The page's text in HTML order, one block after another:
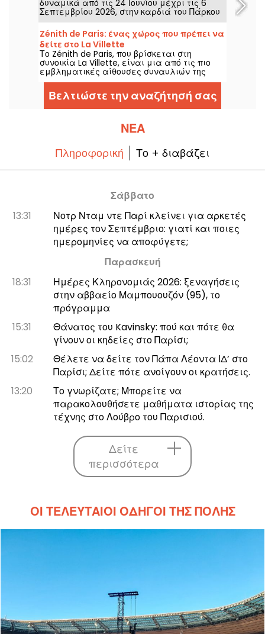
δυναμικά από τις 24 Ιουνίου μέχρι τις 6
Σεπτεμβρίου 2026, στην καρδιά του Πάρκου
Φλόραλ του Παρισιού. Αυτή τη χρονιά, το
Classique au Vert προσκαλεί ξανά τους
λάτρεις της μουσικής και τους
νεοεισερχόμενους να απολαύσουν καλό
ρυθμό και καλό καιρό ανάμεσα σε
καταξιωμένους και ανερχόμενους
καλλιτέχνες.
Zénith de Paris: ένας χώρος που πρέπει να
δείτε στο La Villette
Το Zénith de Paris, που βρίσκεται στη
συνοικία La Villette, είναι μια από τις πιο
εμβληματικές αίθουσες συναυλιών της
πρωτεύουσας, χάρη στην ιστορία του και τις
πολλές παραστάσεις εθνικών και διεθνών
καλλιτεχνών.
Βελτιώστε την αναζήτησή σας
ΝΈΑ
Πληροφορική Το + διαβάζει
Σάββατο
13:31
Νοτρ Νταμ ντε Παρί κλείνει για αρκετές
ημέρες τον Σεπτέμβριο: γιατί και ποιες
ημερομηνίες να αποφύγετε;
Παρασκευή
18:31
Ημέρες Κληρονομιάς 2026: ξεναγήσεις
στην αββαείο Μαμπουουζόν (95), το
πρόγραμμα
15:31
Θάνατος του Kavinsky: πού και πότε θα
γίνουν οι κηδείες στο Παρίσι;
15:02
Θέλετε να δείτε τον Πάπα Λέοντα ΙΔ’ στο
Παρίσι; Δείτε πότε ανοίγουν οι κρατήσεις.
13:20
Το γνωρίζατε; Μπορείτε να
παρακολουθήσετε μαθήματα ιστορίας της
τέχνης στο Λούβρο του Παρισιού.
Δείτε
περισσότερα
ΟΙ ΤΕΛΕΥΤΑΊΟΙ ΟΔΗΓΟΊ ΤΗΣ ΠΌΛΗΣ